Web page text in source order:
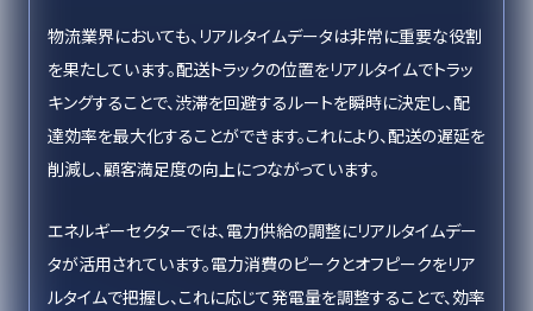
物流業界においても、リアルタイムデータは非常に重要な役割
を果たしています。配送トラックの位置をリアルタイムでトラッ
キングすることで、渋滞を回避するルートを瞬時に決定し、配
達効率を最大化することができます。これにより、配送の遅延を
削減し、顧客満足度の向上につながっています。
エネルギーセクターでは、電力供給の調整にリアルタイムデー
タが活用されています。電力消費のピークとオフピークをリア
ルタイムで把握し、これに応じて発電量を調整することで、効率